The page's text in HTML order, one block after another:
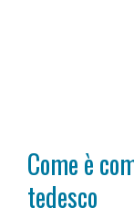
Come è
tedesco